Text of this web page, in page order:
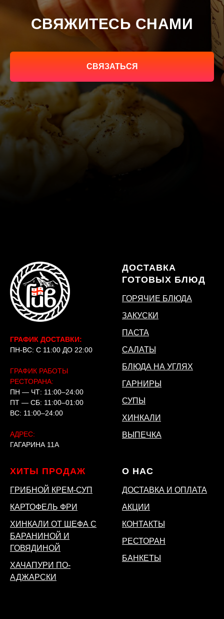
СВЯЖИТЕСЬ СНАМИ
СВЯЗАТЬСЯ
ГРАФИК ДОСТАВКИ:
ПН-ВС: С 11:00 ДО 22:00
ГРАФИК РАБОТЫ
РЕСТОРАНА:
ПН — ЧТ: 11:00–24:00
ПТ — СБ: 11:00–01:00
ВС: 11:00–24:00
АДРЕС:
ГАГАРИНА 11А
ДОСТАВКА
ГОТОВЫХ БЛЮД
ГОРЯЧИЕ БЛЮДА
ЗАКУСКИ
ПАСТА
САЛАТЫ
БЛЮДА НА УГЛЯХ
ГАРНИРЫ
СУПЫ
ХИНКАЛИ
ВЫПЕЧКА
ХИТЫ ПРОДАЖ
ГРИБНОЙ КРЕМ-СУП
КАРТОФЕЛЬ ФРИ
ХИНКАЛИ ОТ ШЕФА С
БАРАНИНОЙ И
ГОВЯДИНОЙ
ХАЧАПУРИ ПО-
АДЖАРСКИ
О НАС
ДОСТАВКА И ОПЛАТА
АКЦИИ
КОНТАКТЫ
РЕСТОРАН
БАНКЕТЫ